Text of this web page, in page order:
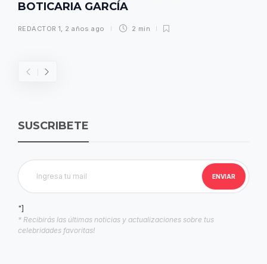
BOTICARIA GARCÍA
REDACTOR 1, 2 años ago 2 min
SUSCRIBETE
"]
* Recibirás las últimas noticias y actualizaciones sobre tus
celebridades favoritas!